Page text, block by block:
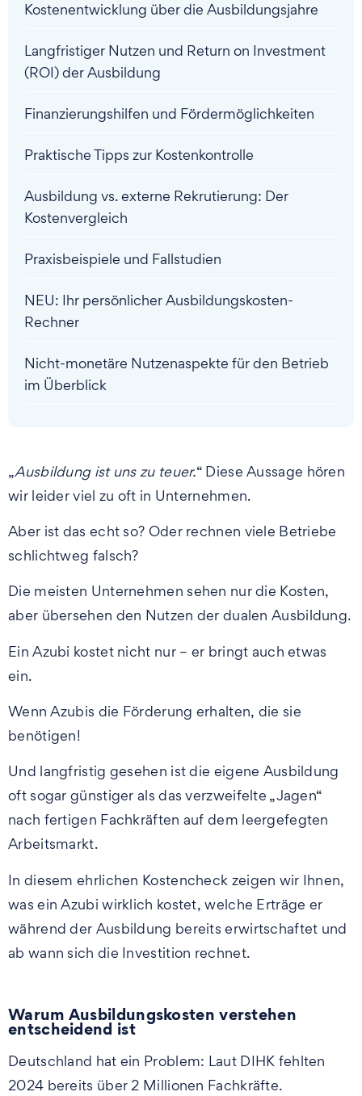
Kostenentwicklung über die Ausbildungsjahre
Langfristiger Nutzen und Return on Investment
(ROI) der Ausbildung
Finanzierungshilfen und Fördermöglichkeiten
Praktische Tipps zur Kostenkontrolle
Ausbildung vs. externe Rekrutierung: Der
Kostenvergleich
Praxisbeispiele und Fallstudien
NEU: Ihr persönlicher Ausbildungskosten-
Rechner
Nicht-monetäre Nutzenaspekte für den Betrieb
im Überblick
„Ausbildung ist uns zu teuer.“ Diese Aussage hören
wir leider viel zu oft in Unternehmen.
Aber ist das echt so? Oder rechnen viele Betriebe
schlichtweg falsch?
Die meisten Unternehmen sehen nur die Kosten,
aber übersehen den Nutzen der dualen Ausbildung.
Ein Azubi kostet nicht nur – er bringt auch etwas
ein.
Wenn Azubis die Förderung erhalten, die sie
benötigen!
Und langfristig gesehen ist die eigene Ausbildung
oft sogar günstiger als das verzweifelte „Jagen“
nach fertigen Fachkräften auf dem leergefegten
Arbeitsmarkt.
In diesem ehrlichen Kostencheck zeigen wir Ihnen,
was ein Azubi wirklich kostet, welche Erträge er
während der Ausbildung bereits erwirtschaftet und
ab wann sich die Investition rechnet.
Warum Ausbildungskosten verstehen
entscheidend ist
Deutschland hat ein Problem: Laut DIHK fehlten
2024 bereits über 2 Millionen Fachkräfte.